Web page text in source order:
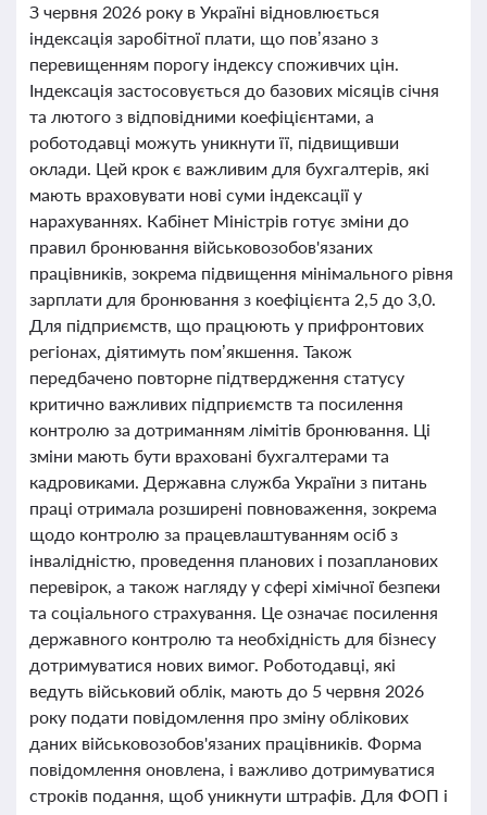
З червня 2026 року в Україні відновлюється
індексація заробітної плати, що пов’язано з
перевищенням порогу індексу споживчих цін.
Індексація застосовується до базових місяців січня
та лютого з відповідними коефіцієнтами, а
роботодавці можуть уникнути її, підвищивши
оклади. Цей крок є важливим для бухгалтерів, які
мають враховувати нові суми індексації у
нарахуваннях. Кабінет Міністрів готує зміни до
правил бронювання військовозобов'язаних
працівників, зокрема підвищення мінімального рівня
зарплати для бронювання з коефіцієнта 2,5 до 3,0.
Для підприємств, що працюють у прифронтових
регіонах, діятимуть пом’якшення. Також
передбачено повторне підтвердження статусу
критично важливих підприємств та посилення
контролю за дотриманням лімітів бронювання. Ці
зміни мають бути враховані бухгалтерами та
кадровиками. Державна служба України з питань
праці отримала розширені повноваження, зокрема
щодо контролю за працевлаштуванням осіб з
інвалідністю, проведення планових і позапланових
перевірок, а також нагляду у сфері хімічної безпеки
та соціального страхування. Це означає посилення
державного контролю та необхідність для бізнесу
дотримуватися нових вимог. Роботодавці, які
ведуть військовий облік, мають до 5 червня 2026
року подати повідомлення про зміну облікових
даних військовозобов'язаних працівників. Форма
повідомлення оновлена, і важливо дотримуватися
строків подання, щоб уникнути штрафів. Для ФОП і